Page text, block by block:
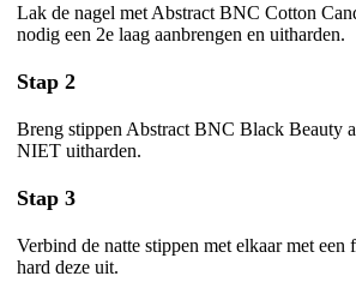
Lak de nagel met Abstract BNC Cotton
nodig een 2e laag aanbrengen en uitharden.
Stap 2
Breng stippen Abstract BNC Black Beauty
NIET uitharden.
Stap 3
Verbind de natte stippen met elkaar met een
hard deze uit.